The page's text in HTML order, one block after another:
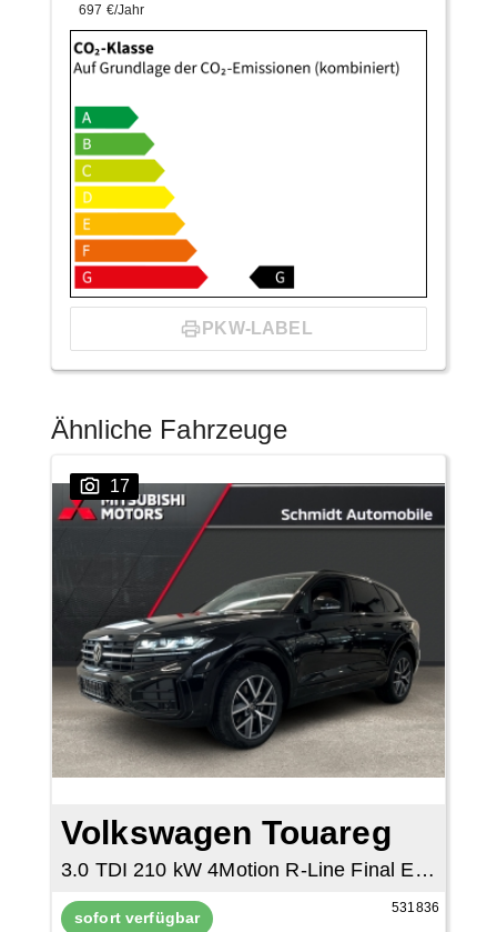
697 €/Jahr
PKW-LABEL
Ähnliche Fahrzeuge
17
Volkswagen Touareg
3.0 TDI 210 kW 4Motion R-Line Final Edition
sofort verfügbar
531836